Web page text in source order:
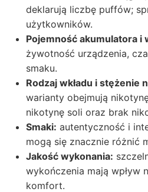
deklarują liczbę puffów;
użytkowników.
Pojemność akumulatora i
żywotność urządzenia,
smaku.
Rodzaj wkładu i stężenie
warianty obejmują
nikotynę soli oraz brak
Smaki: autentyczność i
mogą się znacznie różnić
Jakość wykonania:
wykończenia mają wpływ
komfort.